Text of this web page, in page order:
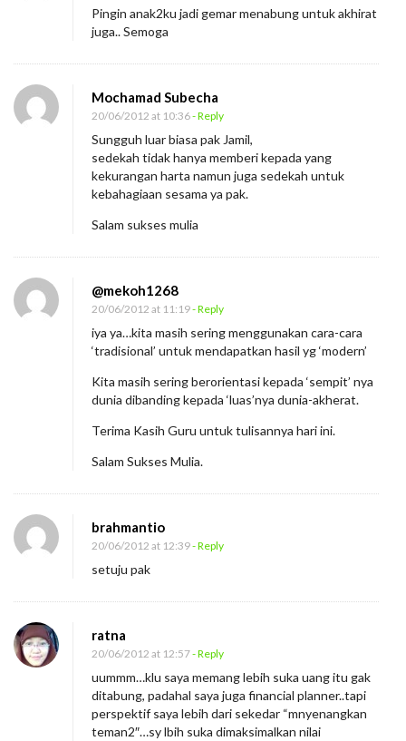
Pingin anak2ku jadi gemar menabung untuk akhirat
juga.. Semoga
Mochamad Subecha
20/06/2012 at 10:36- Reply
Sungguh luar biasa pak Jamil,
sedekah tidak hanya memberi kepada yang
kekurangan harta namun juga sedekah untuk
kebahagiaan sesama ya pak.
Salam sukses mulia
@mekoh1268
20/06/2012 at 11:19- Reply
iya ya…kita masih sering menggunakan cara-cara
‘tradisional’ untuk mendapatkan hasil yg ‘modern’
Kita masih sering berorientasi kepada ‘sempit’ nya
dunia dibanding kepada ‘luas’nya dunia-akherat.
Terima Kasih Guru untuk tulisannya hari ini.
Salam Sukses Mulia.
brahmantio
20/06/2012 at 12:39- Reply
setuju pak
ratna
20/06/2012 at 12:57- Reply
uummm…klu saya memang lebih suka uang itu gak
ditabung, padahal saya juga financial planner..tapi
perspektif saya lebih dari sekedar “mnyenangkan
teman2″…sy lbih suka dimaksimalkan nilai